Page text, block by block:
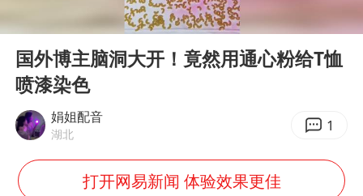
朱一龙的鼻子怎么了
大疆错失宇树
4.2平卫生间补漏注胶花1.55万
上海地铁4条线路全线停运
Play
国外博主脑洞大开！竟然用通心粉给T恤
喷漆染色
娟姐配音
湖北 1
打开网易新闻 体验效果更佳